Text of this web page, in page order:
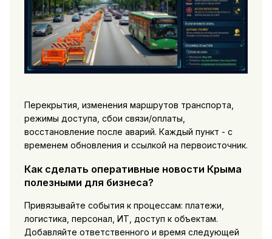
Перекрытия, изменения маршрутов транспорта,
режимы доступа, сбои связи/оплаты,
восстановление после аварий. Каждый пункт - с
временем обновления и ссылкой на первоисточник.
Как сделать оперативные новости Крыма
полезными для бизнеса?
Привязывайте события к процессам: платежи,
логистика, персонал, ИТ, доступ к объектам.
Добавляйте ответственного и время следующей